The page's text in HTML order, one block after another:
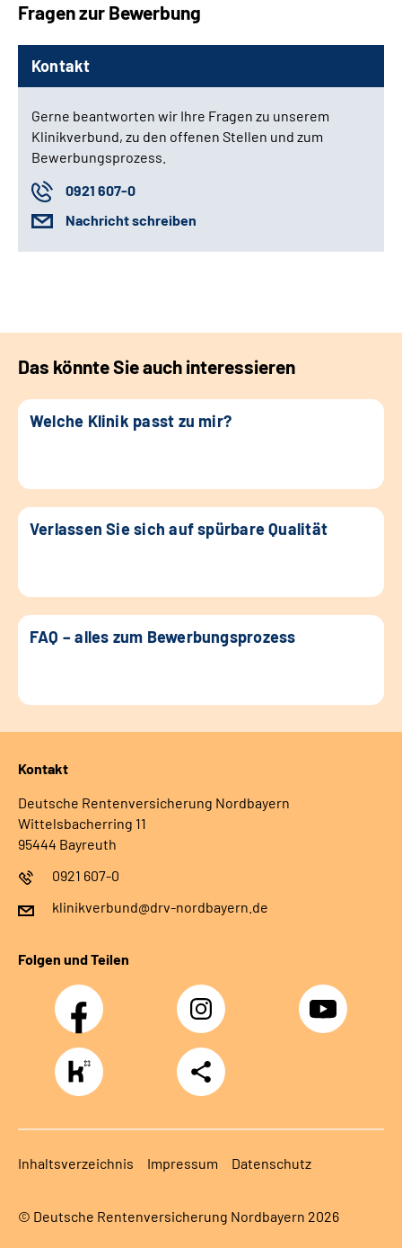
Fragen zur Bewerbung
Kontakt
Gerne beantworten wir Ihre Fragen zu unserem
Klinikverbund, zu den offenen Stellen und zum
Bewerbungsprozess.
0921 607-0
Nachricht schreiben
Das könnte Sie auch interessieren
Welche Klinik passt zu mir?
Verlassen Sie sich auf spürbare Qualität
FAQ – alles zum Bewerbungsprozess
Kontakt
Deutsche Rentenversicherung Nordbayern
Wittelsbacherring 11
95444 Bayreuth
0921 607-0
klinikverbund@drv-nordbayern.de
Folgen und Teilen
Facebook Instagram Youtube
https://www.kununu.com/de/deutsche-
rentenversicherung-
nordbayern6
Teilen
Inhaltsverzeichnis Impressum Datenschutz
© Deutsche Rentenversicherung Nordbayern 2026